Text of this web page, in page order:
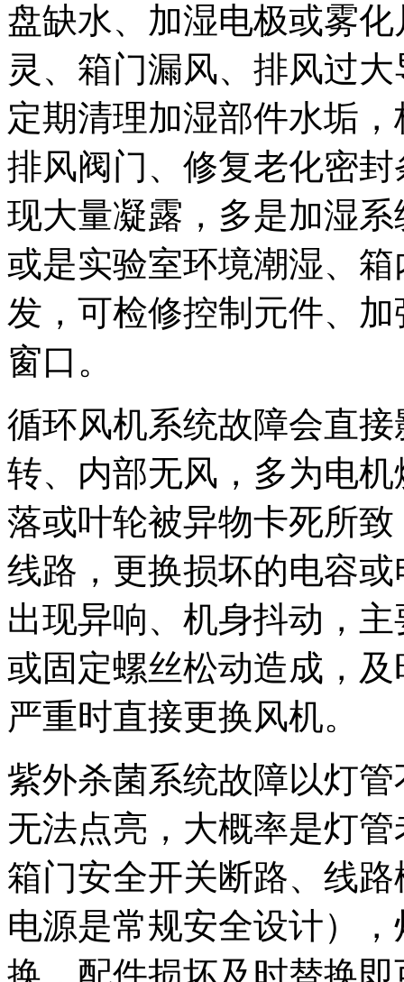
盘缺水、加湿电极或雾
灵、箱门漏风、排风过
定期清理加湿部件水垢
排风阀门、修复老化密
现大量凝露，多是加湿
或是实验室环境潮湿、
发，可检修控制元件、
窗口。
循环风机系统故障会直
转、内部无风，多为电
落或叶轮被异物卡死所
线路，更换损坏的电容
出现异响、机身抖动，
或固定螺丝松动造成，
严重时直接更换风机。
紫外杀菌系统故障以灯
无法点亮，大概率是灯
箱门安全开关断路、线
电源是常规安全设计）
换，配件损坏及时替换